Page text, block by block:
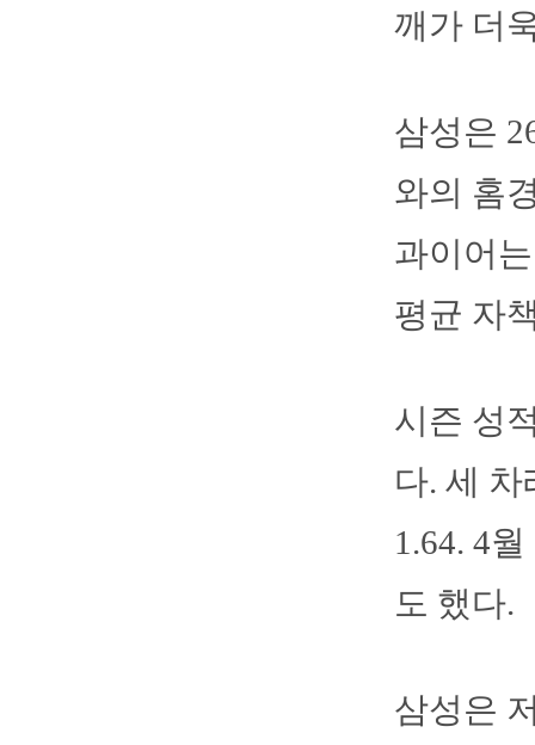
깨가 더
삼성은
와의 홈
과이어
평균 자
시즌 성
다. 세
1.64. 4
도 했다.
삼성은